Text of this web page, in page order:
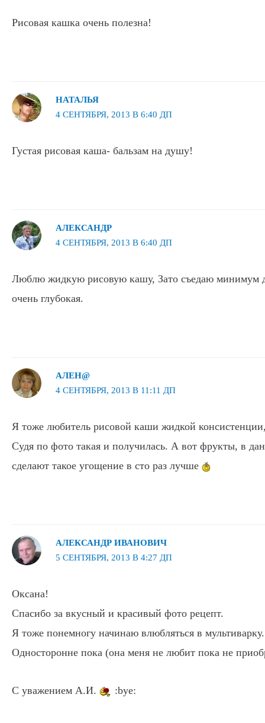
Рисовая кашка очень полезна!
НАТАЛЬЯ
4 СЕНТЯБРЯ, 2013 В 6:40 ДП
Густая рисовая каша- бальзам на душу!
АЛЕКСАНДР
4 СЕНТЯБРЯ, 2013 В 6:40 ДП
Люблю жидкую рисовую кашу, Зато съедаю минимум
очень глубокая.
АЛЕН@
4 СЕНТЯБРЯ, 2013 В 11:11 ДП
Я тоже любитель рисовой каши жидкой
Судя по фото такая и получилась. А вот фрукты, в
сделают такое угощение в сто раз лучше
АЛЕКСАНДР ИВАНОВИЧ
5 СЕНТЯБРЯ, 2013 В 4:27 ДП
Оксана!
Спасибо за вкусный и красивый фото рецепт.
Я тоже понемногу начинаю влюбляться в мультиварку.
Односторонне пока (она меня не любит пока не
С уважением А.И. :bye: